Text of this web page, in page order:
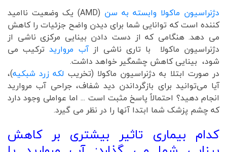
دژنراسیون ماکولا وابسته به سن
(AMD) یک وضعیت ناامید
کننده است که توانایی شما برای دیدن واضح جزئیات را کاهش
می دهد. هنگامی که از دست دادن بینایی مرکزی ناشی از
دژنراسیون ماکولا با تاری ناشی از آب مرواریدترکیب می
شود، بینایی کاهش چشمگیر خواهد داشت.
در صورت ابتلا به دژنراسیون ماکولا (تخریب لکه زرد شبکیه)،
آیا می‌توانید برای بازگرداندن دید شفاف، جراحی آب مروارید
انجام دهید؟ احتمالاً پاسخ مثبت است ... اما عواملی وجود دارد
که چشم پزشک شما ابتدا آنها را در نظر می گیرد.
کدام بیماری تاثیر بیشتری بر کاهش